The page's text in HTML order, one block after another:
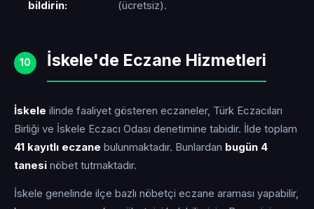
bildirin:
(ücretsiz).
10 İskele'de Eczane Hizmetleri
İskele ilinde faaliyet gösteren eczaneler, Türk Eczacıları
Birliği ve İskele Eczacı Odası denetimine tabidir. İlde toplam
41 kayıtlı eczane bulunmaktadır. Bunlardan bugün 4
tanesi nöbet tutmaktadır.
İskele genelinde ilçe bazlı nöbetçi eczane araması yapabilir,